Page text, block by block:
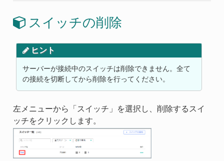
スイッチの削除
ヒント
サーバーが接続中のスイッチは削除できません。全て
の接続を切断してから削除を行ってください。
左メニューから「スイッチ」を選択し、削除するスイ
ッチをクリックします。